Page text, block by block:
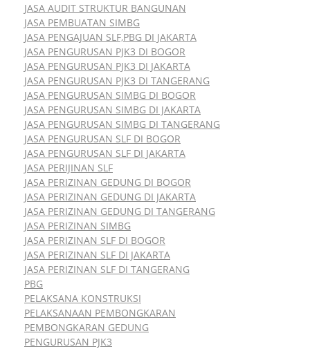
JASA AUDIT STRUKTUR BANGUNAN
JASA PEMBUATAN SIMBG
JASA PENGAJUAN SLF,PBG DI JAKARTA
JASA PENGURUSAN PJK3 DI BOGOR
JASA PENGURUSAN PJK3 DI JAKARTA
JASA PENGURUSAN PJK3 DI TANGERANG
JASA PENGURUSAN SIMBG DI BOGOR
JASA PENGURUSAN SIMBG DI JAKARTA
JASA PENGURUSAN SIMBG DI TANGERANG
JASA PENGURUSAN SLF DI BOGOR
JASA PENGURUSAN SLF DI JAKARTA
JASA PERIJINAN SLF
JASA PERIZINAN GEDUNG DI BOGOR
JASA PERIZINAN GEDUNG DI JAKARTA
JASA PERIZINAN GEDUNG DI TANGERANG
JASA PERIZINAN SIMBG
JASA PERIZINAN SLF DI BOGOR
JASA PERIZINAN SLF DI JAKARTA
JASA PERIZINAN SLF DI TANGERANG
PBG
PELAKSANA KONSTRUKSI
PELAKSANAAN PEMBONGKARAN
PEMBONGKARAN GEDUNG
PENGURUSAN PJK3